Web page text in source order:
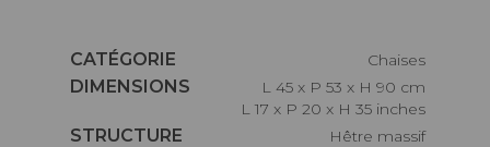
Caractéristiques
CATÉGORIE
Chaises
Caractéristiques
DIMENSIONS
L 45 x P 53 x H 90 cm
L 17 x P 20 x H 35 inches
Caractéristiques
STRUCTURE Hêtre massif